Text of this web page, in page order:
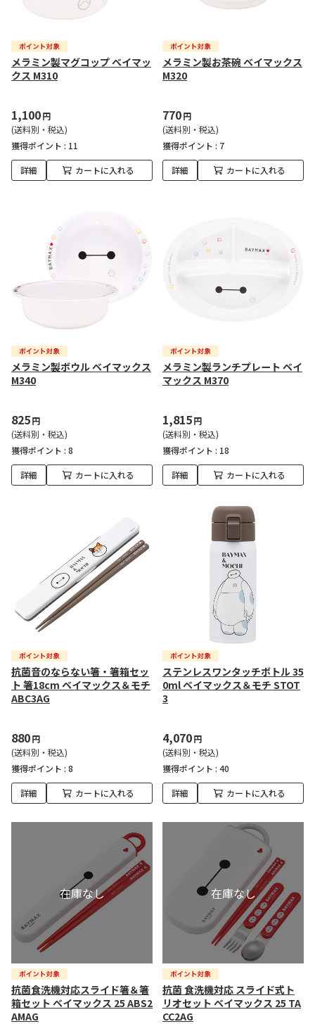
メラミン製マグコップ ベイマッ
クス M310
1,100円
(送料別・税込)
獲得ポイント : 11
詳細 カートに入れる
メラミン製お茶碗 ベイマックス
M320
770円
(送料別・税込)
獲得ポイント : 7
詳細 カートに入れる
メラミン製ボウル ベイマックス
M340
825円
(送料別・税込)
獲得ポイント : 8
詳細 カートに入れる
メラミン製ランチプレート ベイ
マックス M370
1,815円
(送料別・税込)
獲得ポイント : 18
詳細 カートに入れる
抗菌音のならない箸・箸箱セッ
ト 箸18cm ベイマックス＆モチ
ABC3AG
880円
(送料別・税込)
獲得ポイント : 8
詳細 カートに入れる
ステンレスワンタッチボトル 35
0ml ベイマックス＆モチ STOT
3
4,070円
(送料別・税込)
獲得ポイント : 40
詳細 カートに入れる
抗菌食洗機対応スライド箸＆箸
箱セット ベイマックス 25 ABS2
AMAG
抗菌 食洗機対応 スライド式ト
リオセット ベイマックス 25 TA
CC2AG